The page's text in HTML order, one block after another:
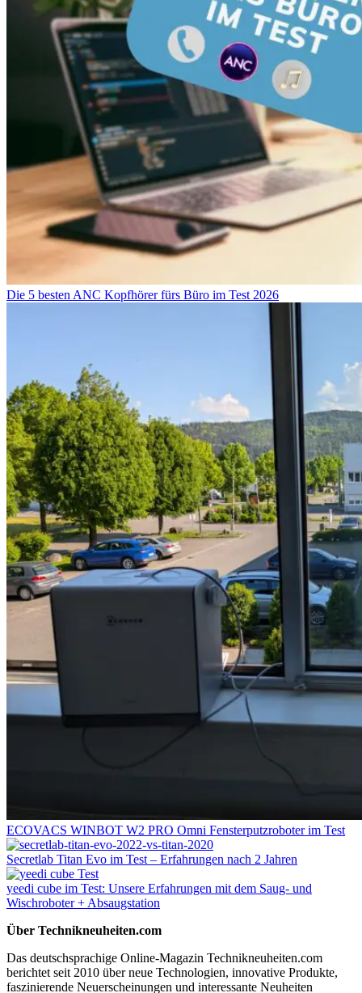
Die 5 besten ANC Kopfhörer fürs Büro im Test 2026
ECOVACS WINBOT W2 PRO Omni Fensterputzroboter im Test
Secretlab Titan Evo im Test – Erfahrungen nach 2 Jahren
yeedi cube im Test: Unsere Erfahrungen mit dem Saug- und
Wischroboter + Absaugstation
Über Technikneuheiten.com
Das deutschsprachige Online-Magazin Technikneuheiten.com
berichtet seit 2010 über neue Technologien, innovative Produkte,
faszinierende Neuerscheinungen und interessante Neuheiten